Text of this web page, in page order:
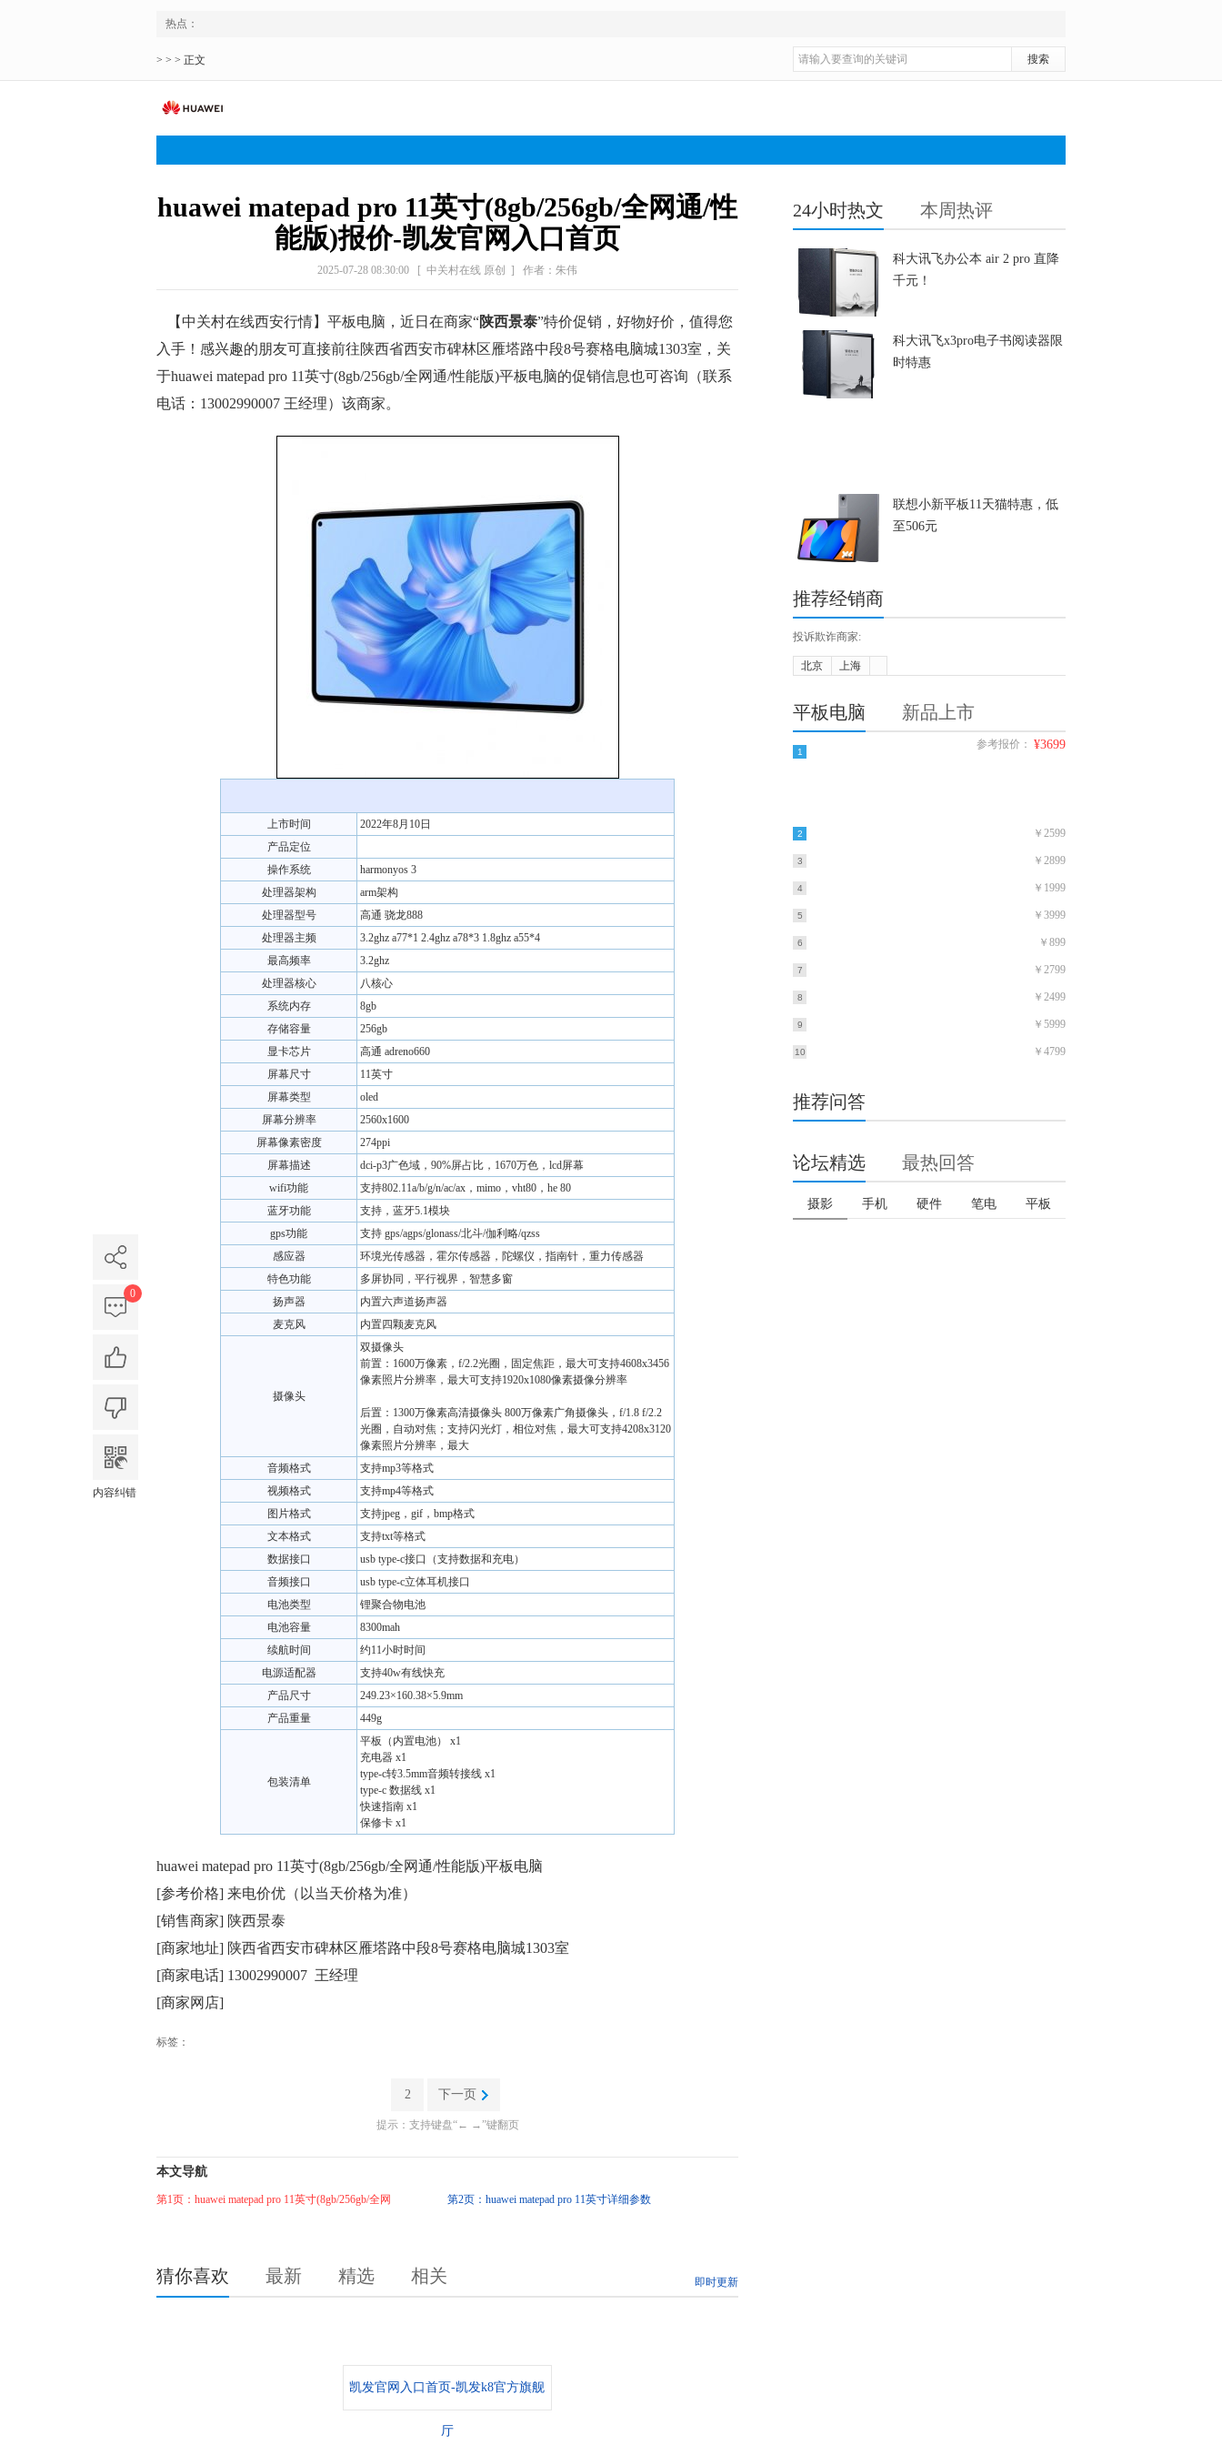
热点：
> > > 正文
huawei matepad pro 11英寸(8gb/256gb/全网通/性
能版)报价-凯发官网入口首页
2025-07-28 08:30:00 [ 中关村在线 原创 ] 作者：朱伟
【中关村在线西安行情】平板电脑，近日在商家“陕西景泰”特价促销，好物好价，值得您
入手！感兴趣的朋友可直接前往陕西省西安市碑林区雁塔路中段8号赛格电脑城1303室，关
于huawei matepad pro 11英寸(8gb/256gb/全网通/性能版)平板电脑的促销信息也可咨询（联系
电话：13002990007 王经理）该商家。
上市时间
2022年8月10日
产品定位
操作系统
harmonyos 3
处理器架构
arm架构
处理器型号
高通 骁龙888
处理器主频
3.2ghz a77*1 2.4ghz a78*3 1.8ghz a55*4
最高频率
3.2ghz
处理器核心
八核心
系统内存
8gb
存储容量
256gb
显卡芯片
高通 adreno660
屏幕尺寸
11英寸
屏幕类型
oled
屏幕分辨率
2560x1600
屏幕像素密度
274ppi
屏幕描述
dci-p3广色域，90%屏占比，1670万色，lcd屏幕
wifi功能
支持802.11a/b/g/n/ac/ax，mimo，vht80，he 80
蓝牙功能
支持，蓝牙5.1模块
gps功能
支持 gps/agps/glonass/北斗/伽利略/qzss
感应器
环境光传感器，霍尔传感器，陀螺仪，指南针，重力传感器
特色功能
多屏协同，平行视界，智慧多窗
扬声器
内置六声道扬声器
麦克风
内置四颗麦克风
摄像头
双摄像头
前置：1600万像素，f/2.2光圈，固定焦距，最大可支持4608x3456
像素照片分辨率，最大可支持1920x1080像素摄像分辨率
后置：1300万像素高清摄像头 800万像素广角摄像头，f/1.8 f/2.2
光圈，自动对焦；支持闪光灯，相位对焦，最大可支持4208x3120
像素照片分辨率，最大
音频格式
支持mp3等格式
视频格式
支持mp4等格式
图片格式
支持jpeg，gif，bmp格式
文本格式
支持txt等格式
数据接口
usb type-c接口（支持数据和充电）
音频接口
usb type-c立体耳机接口
电池类型
锂聚合物电池
电池容量
8300mah
续航时间
约11小时时间
电源适配器
支持40w有线快充
产品尺寸
249.23×160.38×5.9mm
产品重量
449g
包装清单
平板（内置电池） x1
充电器 x1
type-c转3.5mm音频转接线 x1
type-c 数据线 x1
快速指南 x1
保修卡 x1
huawei matepad pro 11英寸(8gb/256gb/全网通/性能版)平板电脑
[参考价格] 来电价优（以当天价格为准）
[销售商家] 陕西景泰
[商家地址] 陕西省西安市碑林区雁塔路中段8号赛格电脑城1303室
[商家电话] 13002990007 王经理
[商家网店]
标签：
2 下一页
提示：支持键盘“← →”键翻页
本文导航
第1页：huawei matepad pro 11英寸(8gb/256gb/全网 第2页：huawei matepad pro 11英寸详细参数
猜你喜欢 最新 精选 相关 即时更新
凯发官网入口首页-凯发k8官方旗舰
厅
24小时热文 本周热评
科大讯飞办公本 air 2 pro 直降
千元！
科大讯飞x3pro电子书阅读器限
时特惠
联想小新平板11天猫特惠，低
至506元
推荐经销商
投诉欺诈商家:
北京 上海
平板电脑 新品上市
1
参考报价： ¥3699
2 ￥2599
3 ￥2899
4 ￥1999
5 ￥3999
6 ￥899
7 ￥2799
8 ￥2499
9 ￥5999
10 ￥4799
推荐问答
论坛精选 最热回答
摄影 手机 硬件 笔电 平板
0
内容纠错